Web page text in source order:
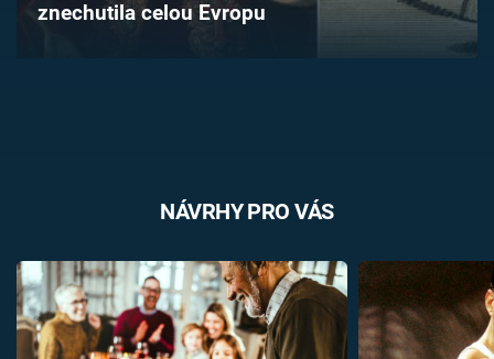
Sledujte prima+
znechutila celou Evropu
NÁVRHY PRO VÁS